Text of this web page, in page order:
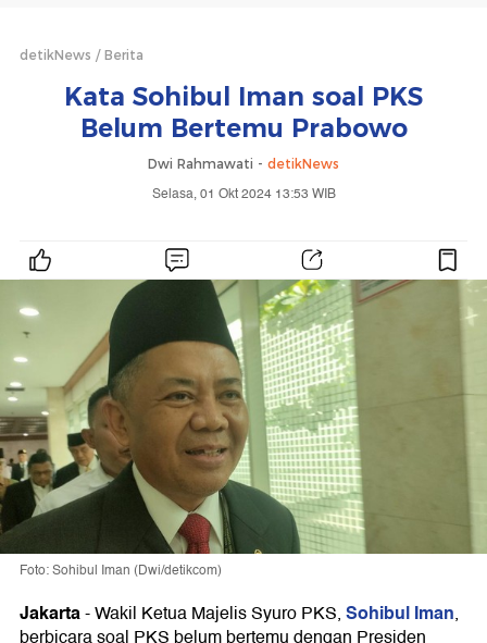
detikNews Berita
Kata Sohibul Iman soal PKS
Belum Bertemu Prabowo
Dwi Rahmawati - detikNews
Selasa, 01 Okt 2024 13:53 WIB
Foto: Sohibul Iman (Dwi/detikcom)
Jakarta-Wakil Ketua Majelis Syuro PKS,Sohibul Iman,